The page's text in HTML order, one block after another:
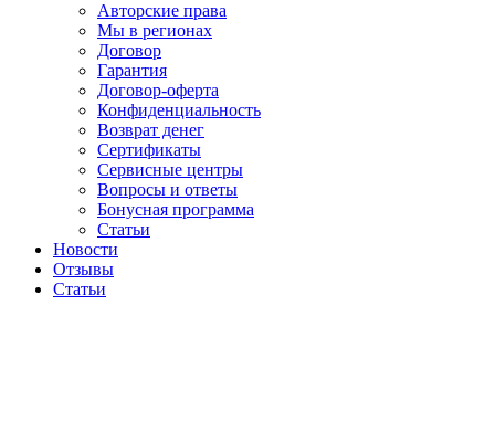
Авторские права
Мы в регионах
Договор
Гарантия
Договор-оферта
Конфиденциальность
Возврат денег
Сертификаты
Сервисные центры
Вопросы и ответы
Бонусная программа
Статьи
Новости
Отзывы
Статьи